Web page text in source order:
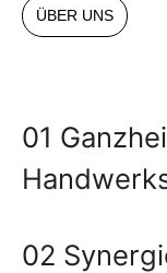
ÜBER UNS
01
02